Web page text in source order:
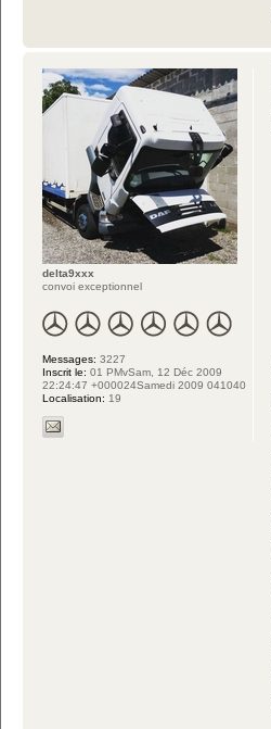
delta9xxx
convoi exceptionnel
Messages: 3227
Inscrit le: 01 PMvSam, 12 Déc 2009
22:24:47 +000024Samedi 2009 041040
Localisation: 19